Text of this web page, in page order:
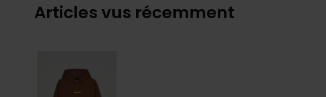
Articles vus récemment